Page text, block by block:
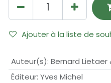
Ajouter à la liste de
Auteur(s): Bernard Lietaer
Éditeur: Yves Michel